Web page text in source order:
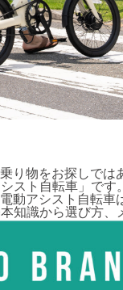
り物をお探しでは
スト自転車」です。
動アシスト自転車
知識から選び方、